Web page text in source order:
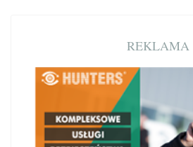
REKLAMA